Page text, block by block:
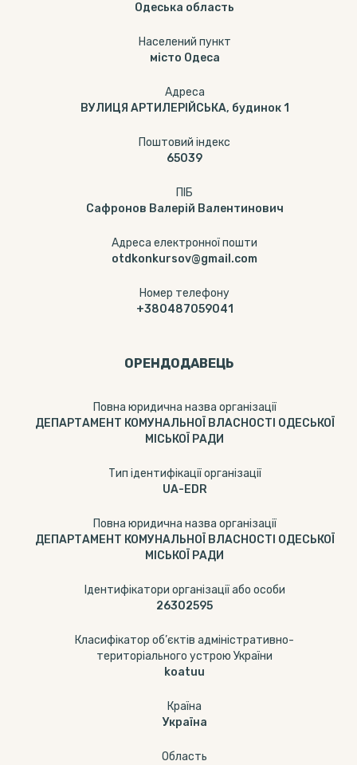
Одеська область
Населений пункт
місто Одеса
Адреса
ВУЛИЦЯ АРТИЛЕРІЙСЬКА, будинок 1
Поштовий індекс
65039
ПІБ
Сафронов Валерій Валентинович
Адреса електронної пошти
otdkonkursov@gmail.com
Номер телефону
+380487059041
ОРЕНДОДАВЕЦЬ
Повна юридична назва організації
ДЕПАРТАМЕНТ КОМУНАЛЬНОЇ ВЛАСНОСТІ ОДЕСЬКОЇ
МІСЬКОЇ РАДИ
Тип ідентифікації організації
UA-EDR
Повна юридична назва організації
ДЕПАРТАМЕНТ КОМУНАЛЬНОЇ ВЛАСНОСТІ ОДЕСЬКОЇ
МІСЬКОЇ РАДИ
Ідентифікатори організації або особи
26302595
Класифікатор об’єктів адміністративно-
територіального устрою України
koatuu
Країна
Україна
Область